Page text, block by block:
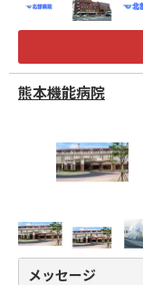
熊本機能病院
メッセージ